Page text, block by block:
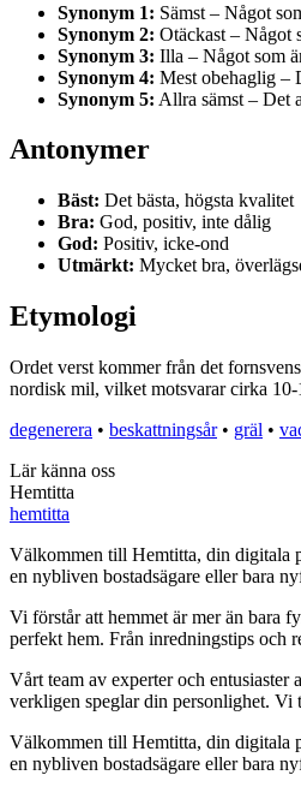
Synonym 1: Sämst – Något
Synonym 2: Otäckast – Något
Synonym 3: Illa – Något som
Synonym 4: Mest obehaglig –
Synonym 5: Allra sämst – Det
Antonymer
Bäst: Det bästa, högsta kvalitet
Bra: God, positiv, inte dålig
God: Positiv, icke-ond
Utmärkt: Mycket bra,
Etymologi
Ordet verst kommer från det
nordisk mil, vilket motsvarar cirka 10-
degenerera • beskattningsår• gräl •
Lär känna oss
Hemtitta
hemtitta
Välkommen till Hemtitta, din digitala
en nybliven bostadsägare eller bara
Vi förstår att hemmet är mer än bara
perfekt hem. Från inredningstips och
Vårt team av experter och
verkligen speglar din personlighet.
Välkommen till Hemtitta, din digitala
en nybliven bostadsägare eller bara